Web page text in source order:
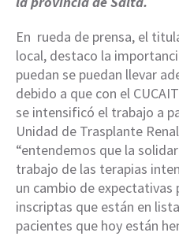
En rueda de prensa, el
local, destaco la
puedan se puedan llevar
debido a que con el
se intensificó el trabajo a
Unidad de Trasplante
“entendemos que la
trabajo de las terapias
un cambio de expectativas
inscriptas que están en
pacientes que hoy están